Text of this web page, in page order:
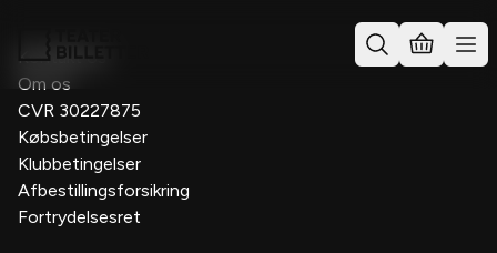
Kontakt os
Om os
CVR 30227875
Købsbetingelser
Klubbetingelser
Afbestillingsforsikring
Fortrydelsesret